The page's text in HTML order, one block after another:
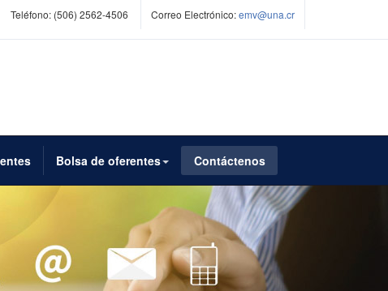
Teléfono: (506) 2562-4506 Correo Electrónico:emv@una.cr
Bolsa de oferentes Contáctenos